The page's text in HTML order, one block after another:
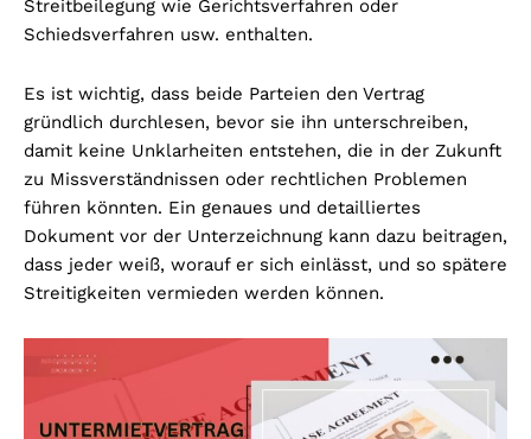
Streitbeilegung wie Gerichtsverfahren oder
Schiedsverfahren usw. enthalten.
Es ist wichtig, dass beide Parteien den Vertrag
gründlich durchlesen, bevor sie ihn unterschreiben,
damit keine Unklarheiten entstehen, die in der Zukunft
zu Missverständnissen oder rechtlichen Problemen
führen könnten. Ein genaues und detailliertes
Dokument vor der Unterzeichnung kann dazu beitragen,
dass jeder weiß, worauf er sich einlässt, und so spätere
Streitigkeiten vermieden werden können.